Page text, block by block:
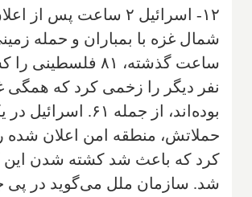
۱۲- اسرائیل ۲ ساعت پس از
نفر دیگر را زخمی کرد که همگی
بوده‌اند، از جمله ۶۱.
حملاتش، منطقه امن اعلان شده
کرد که باعث شد کشته شدن این
شد. سازمان ملل می‌گوید در پی